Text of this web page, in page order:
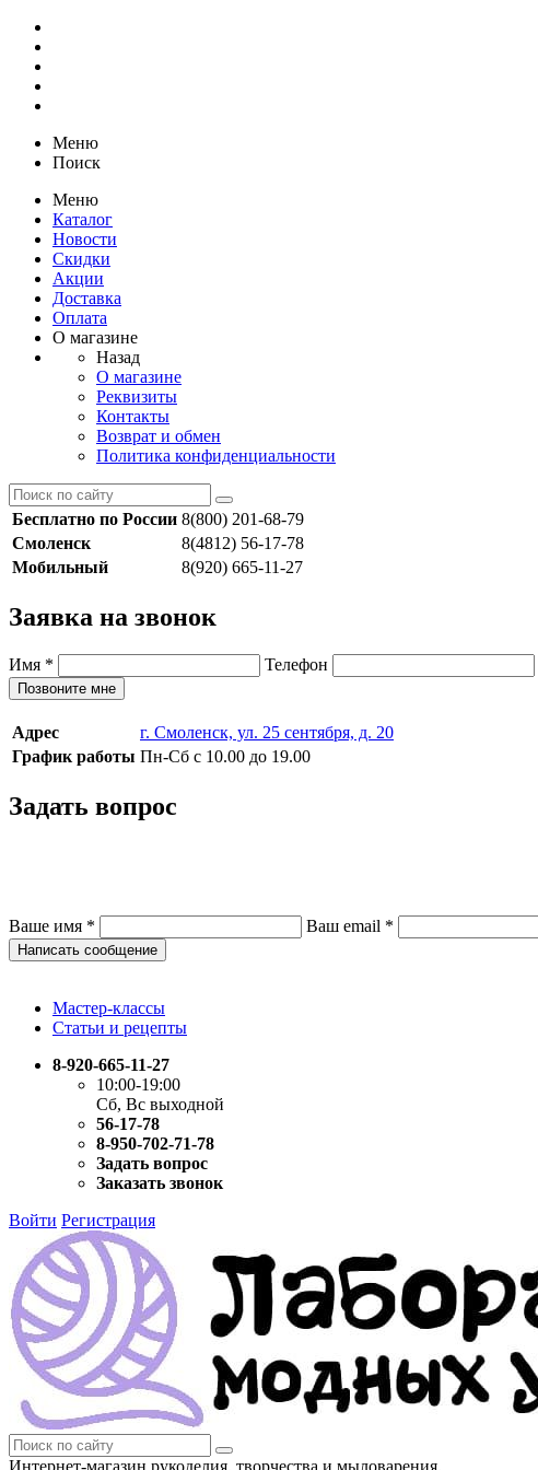
Меню
Поиск
Меню
Каталог
Новости
Скидки
Акции
Доставка
Оплата
О магазине
Назад
О магазине
Реквизиты
Контакты
Возврат и обмен
Политика конфиденциальности
Бесплатно по России 8(800) 201-68-79
Смоленск
8(4812) 56-17-78
Мобильный
8(920) 665-11-27
Заявка на звонок
Имя * Телефон
Позвоните мне
Адрес
г. Смоленск, ул. 25 сентября, д. 20
График работы Пн-Сб с 10.00 до 19.00
Задать вопрос
Ваше имя * Ваш email *
Написать сообщение
Мастер-классы
Статьи и рецепты
8-920-665-11-27
10:00-19:00
Сб, Вс выходной
56-17-78
8-950-702-71-78
Задать вопрос
Заказать звонок
Войти Регистрация
Интернет-магазин рукоделия, творчества и мыловарения.